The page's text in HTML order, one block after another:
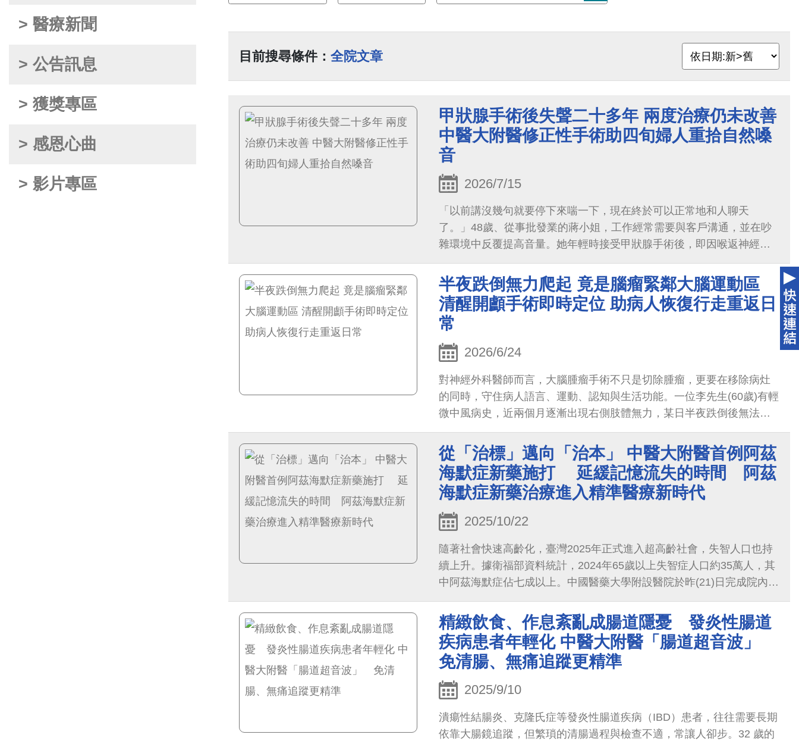
> 醫療新聞
> 公告訊息
> 獲獎專區
> 感恩心曲
> 影片專區
目前搜尋條件： 全院文章
甲狀腺手術後失聲二十多年 兩度治療仍未改善
中醫大附醫修正性手術助四旬婦人重拾自然嗓
音
2026/7/15
「以前講沒幾句就要停下來喘一下，現在終於可以正常地和人聊天
了。」48歲、從事批發業的蔣小姐，工作經常需要與客戶溝通，並在吵
雜環境中反覆提高音量。她年輕時接受甲狀腺手術後，即因喉返神經受
損造成右側聲帶麻痺，二十多年來長期飽受聲音沙啞、說話費力、音量
不足及容易疲勞等困擾，不僅工作受到影響，也逐漸失去與親友自在交
談及參與社交活動的信心。
半夜跌倒無力爬起 竟是腦瘤緊鄰大腦運動區
清醒開顱手術即時定位 助病人恢復行走重返日
常
2026/6/24
對神經外科醫師而言，大腦腫瘤手術不只是切除腫瘤，更要在移除病灶
的同時，守住病人語言、運動、認知與生活功能。一位李先生(60歲)有輕
微中風病史，近兩個月逐漸出現右側肢體無力，某日半夜跌倒後無法自
行爬起，緊急送至中國醫藥大學附設醫院(簡稱中醫大附醫)急診，經檢查
診斷為左側運動區旁鐮膜腦膜瘤。
從「治標」邁向「治本」 中醫大附醫首例阿茲
海默症新藥施打 延緩記憶流失的時間 阿茲
海默症新藥治療進入精準醫療新時代
2025/10/22
隨著社會快速高齡化，臺灣2025年正式進入超高齡社會，失智人口也持
續上升。據衛福部資料統計，2024年65歲以上失智症人口約35萬人，其
中阿茲海默症佔七成以上。中國醫藥大學附設醫院於昨(21)日完成院內首
療」新時代，為病人與家屬帶來延緩病程的新希望。
精緻飲食、作息紊亂成腸道隱憂 發炎性腸道
疾病患者年輕化 中醫大附醫「腸道超音波」
免清腸、無痛追蹤更精準
2025/9/10
潰瘍性結腸炎、克隆氏症等發炎性腸道疾病（IBD）患者，往往需要長期
依靠大腸鏡追蹤，但繁瑣的清腸過程與檢查不適，常讓人卻步。32 歲的